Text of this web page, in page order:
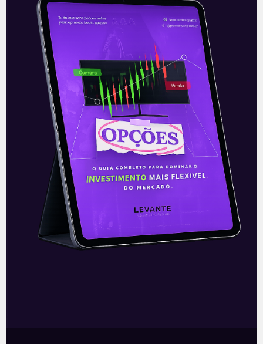
Demissão na Saúde
Na manhã desta quarta-feira (30), foi
exonerado de seu cargo o diretor do
Departamento de Logística do Ministério
da Saúde, Roberto Ferreira Dias, um dos
Leia mais
30/06/2021